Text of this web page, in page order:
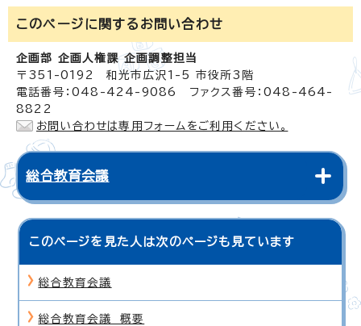
このページに関する お問い合わせ
企画部 企画人権課 企画調整担当
〒351-0192 和光市広沢1-5 市役所3階
電話番号：048-424-9086 ファクス番号：048-464-
8822
お問い合わせは専用フォームをご利用ください。
総合教育会議
このページを見た人は次のページも見ています
総合教育会議
総合教育会議 概要